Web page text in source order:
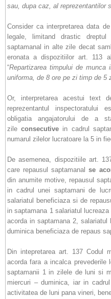
sau, dupa caz, al reprezentantilor
Consider ca interpretarea data
legale, limitand drastic dreptul
saptamanal in alte zile decat
eronata a dispozitiilor art. 113
“Repartizarea timpului de munca
uniforma, de 8 ore pe zi timp de 5
Or, interpretarea acestui text
reprezentantul inspectoratului
obligatia angajatorului de a
zileconsecutive in cadrul
numarul zilelor lucratoare la 5 in
De asemenea, dispozitiile art.
care repausul saptamanalse
din anumite motive, repausul
in cadrul unei saptamani de
salariatul beneficiaza si de
in saptamana 1 salariatul
acorda in saptamana 2,
duminica beneficiaza de repaus
Din intepretarea art. 137 Codul
acorda fara a incalca prevederile
saptamanii 1 in zilele de luni si
miercuri – duminica, iar in
activitatea de luni pana vineri,